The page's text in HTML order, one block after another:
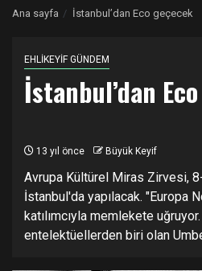
Ana sayfa İstanbul’dan Eco geçecek
EHLİKEYİF GÜNDEM
İstanbul’dan
13 yıl önce Büyük Keyif
Avrupa Kültürel Miras Zirvesi,
İstanbul'da yapılacak. "Europa
katılımcıyla memlekete
entelektüellerden biri olan